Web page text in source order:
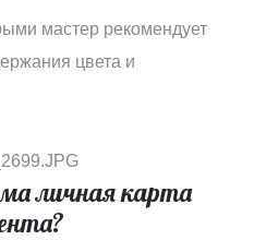
мастер рекомендует
цвета и
личная карта